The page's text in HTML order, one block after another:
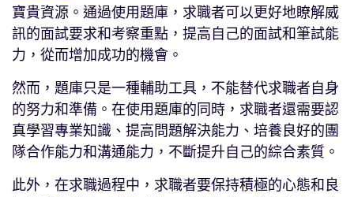
寶貴資源。通過使用題庫，求職者可以更好地瞭解威
訊的面試要求和考察重點，提高自己的面試和筆試能
力，從而增加成功的機會。
然而，題庫只是一種輔助工具，不能替代求職者自身
的努力和準備。在使用題庫的同時，求職者還需要認
真學習專業知識、提高問題解決能力、培養良好的團
隊合作能力和溝通能力，不斷提升自己的綜合素質。
此外，在求職過程中，求職者要保持積極的心態和良